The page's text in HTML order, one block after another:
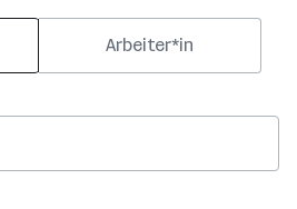
Arbeiter*in